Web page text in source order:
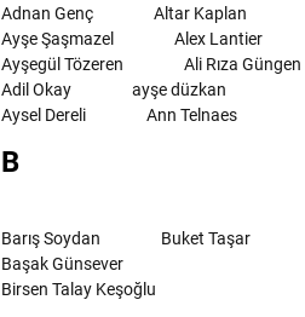
Adnan Genç
Altar Kaplan
Ayşe Şaşmazel
Alex Lantier
Ayşegül Tözeren
Ali Rıza Güngen
Adil Okay
ayşe düzkan
Aysel Dereli
Ann Telnaes
B
Barış Soydan
Buket Taşar
Başak Günsever
Birsen Talay Keşoğlu